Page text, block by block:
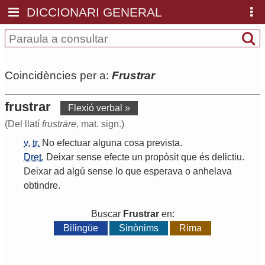
DICCIONARI GENERAL
Coincidències per a: Frustrar
frustrar
Flexió verbal »
(Del llatí frustrāre, mat. sign.)
v. tr. No efectuar alguna cosa prevista.
Dret. Deixar sense efecte un propòsit que és delictiu.
Deixar ad algú sense lo que esperava o anhelava
obtindre.
Buscar Frustraren:
Bilingüe
Sinònims Rima